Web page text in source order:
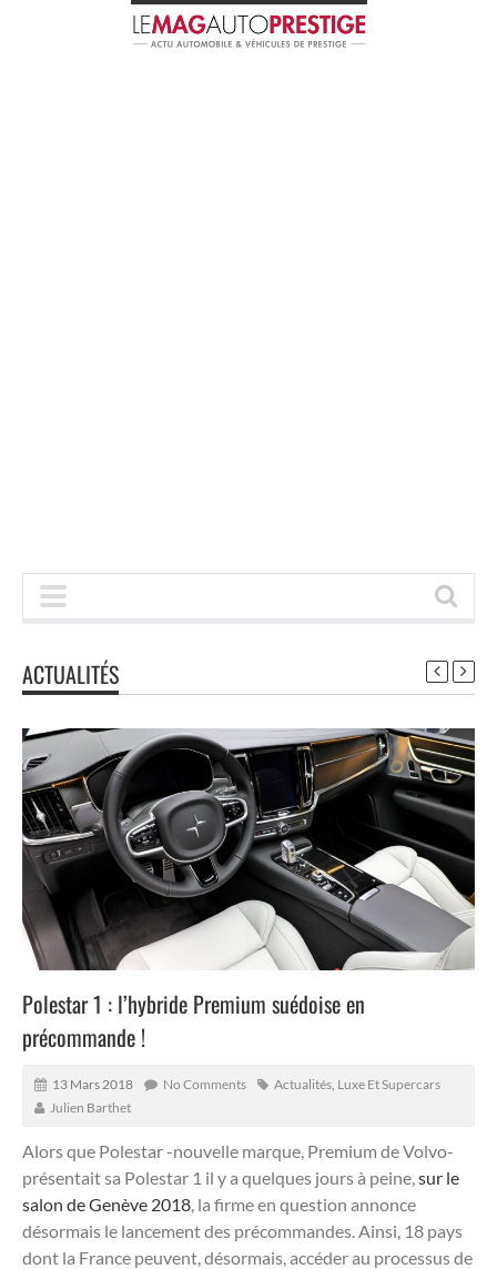
ACTUALITÉS
Polestar 1 : l’hybride Premium suédoise en
précommande !
13 Mars 2018 No Comments Actualités Luxe Et Supercars
Julien Barthet
Alors que Polestar -nouvelle marque, Premium de Volvo-
présentait sa Polestar 1 il y a quelques jours à peine,sur le
salon de Genève 2018, la firme en question annonce
désormais le lancement des précommandes. Ainsi, 18 pays
dont la France peuvent, désormais, accéder au processus de